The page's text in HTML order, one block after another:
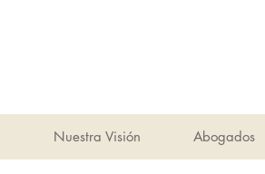
Nuestra Visión Abogados